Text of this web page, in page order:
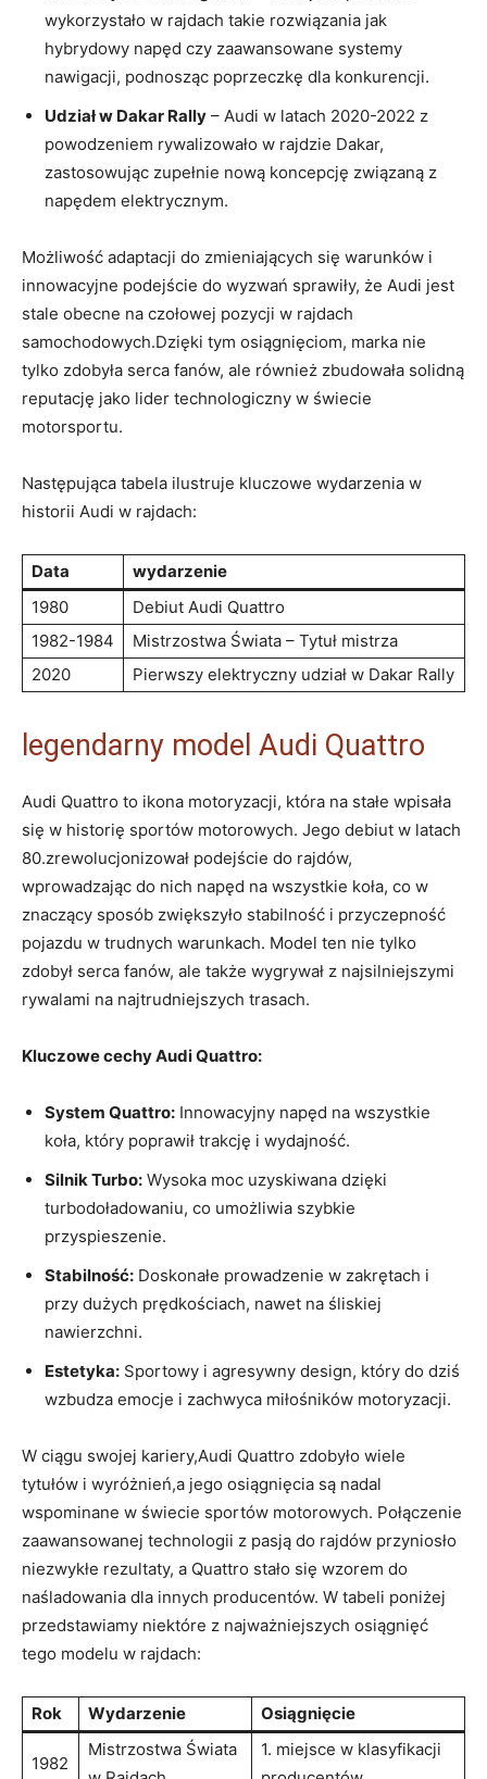
wykorzystało w rajdach takie rozwiązania jak
hybrydowy napęd czy zaawansowane systemy
nawigacji, podnosząc poprzeczkę dla konkurencji.
Udział w Dakar Rally – Audi w latach 2020-2022 z
powodzeniem rywalizowało w rajdzie Dakar,
zastosowując zupełnie nową koncepcję związaną z
napędem elektrycznym.
Możliwość adaptacji do zmieniających się warunków i
innowacyjne podejście do wyzwań sprawiły, że Audi jest
stale obecne na czołowej pozycji w rajdach
samochodowych.Dzięki tym osiągnięciom, marka nie
tylko zdobyła serca fanów, ale również zbudowała solidną
reputację jako lider technologiczny w świecie
motorsportu.
Następująca tabela ilustruje kluczowe wydarzenia w
historii Audi w rajdach:
Data
wydarzenie
1980
Debiut Audi Quattro
1982-1984
Mistrzostwa Świata – Tytuł mistrza
2020
Pierwszy elektryczny udział w Dakar Rally
legendarny model Audi Quattro
Audi Quattro to ikona motoryzacji, która na stałe wpisała
się w historię sportów motorowych. Jego debiut w latach
80.zrewolucjonizował podejście do rajdów,
wprowadzając do nich napęd na wszystkie koła, co w
znaczący sposób zwiększyło stabilność i przyczepność
pojazdu w trudnych warunkach. Model ten nie tylko
zdobył serca fanów, ale także wygrywał z najsilniejszymi
rywalami na najtrudniejszych trasach.
Kluczowe cechy Audi Quattro:
System Quattro: Innowacyjny napęd na wszystkie
koła, który poprawił trakcję i wydajność.
Silnik Turbo: Wysoka moc uzyskiwana dzięki
turbodoładowaniu, co umożliwia szybkie
przyspieszenie.
Stabilność: Doskonałe prowadzenie w zakrętach i
przy dużych prędkościach, nawet na śliskiej
nawierzchni.
Estetyka: Sportowy i agresywny design, który do dziś
wzbudza emocje i zachwyca miłośników motoryzacji.
W ciągu swojej kariery,Audi Quattro zdobyło wiele
tytułów i wyróżnień,a jego osiągnięcia są nadal
wspominane w świecie sportów motorowych. Połączenie
zaawansowanej technologii z pasją do rajdów przyniosło
niezwykłe rezultaty, a Quattro stało się wzorem do
naśladowania dla innych producentów. W tabeli poniżej
przedstawiamy niektóre z najważniejszych osiągnięć
tego modelu w rajdach:
Rok Wydarzenie Osiągnięcie
1982
Mistrzostwa Świata
1. miejsce w klasyfikacji